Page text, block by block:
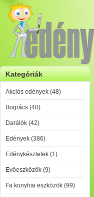
Kategóriák
Akciós edények (48)
Bogrács (40)
Darálók (42)
Edények (386)
Edénykészletek (1)
Evőeszközök (9)
Fa konyhai eszközök (99)